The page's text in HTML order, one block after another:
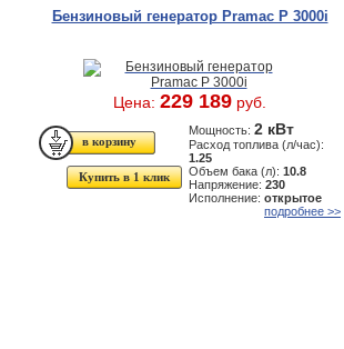
Бензиновый генератор Pramac P 3000i
Цена: 229 189 руб.
Купить в 1 клик
Мощность: 2 кВт
Расход топлива (л/час):
1.25
Объем бака (л): 10.8
Напряжение: 230
Исполнение: открытое
подробнее >>